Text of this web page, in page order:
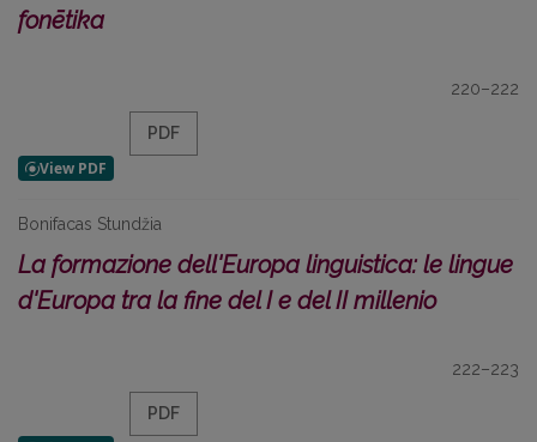
fonētika
220–222
PDF
Bonifacas Stundžia
La formazione dell'Europa linguistica: le lingue
d'Europa tra la fine del I e del II millenio
222–223
PDF